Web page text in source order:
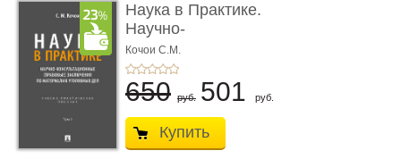
Наука в Практике.
Научно-
консультационные (пра
...
Кочои С.М.
650 руб. 501 руб.
Купить